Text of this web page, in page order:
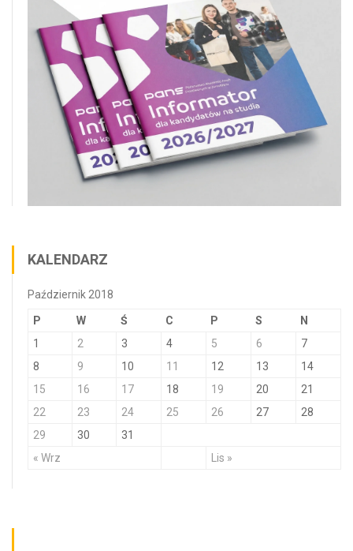
KALENDARZ
Październik 2018
P W Ś C P S N
« Wrz Lis »
1 2 3 4 5 6
7
8
9 10 11 12 13
14
15
16 17 18 19 20
21
22
23 24 25 26 27
28
29
30 31